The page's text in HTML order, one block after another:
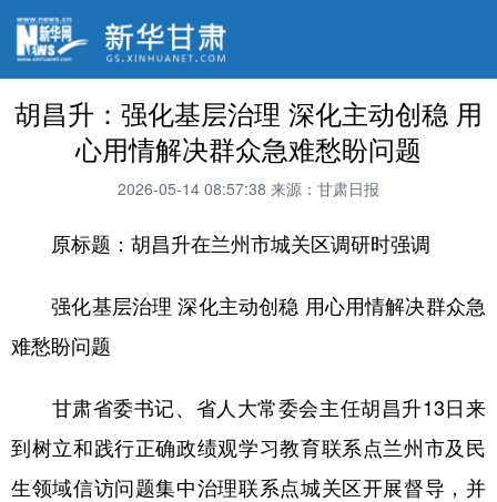
胡昌升：强化基层治理 深化主动创稳 用
心用情解决群众急难愁盼问题
2026-05-14 08:57:38 来源：甘肃日报
原标题：胡昌升在兰州市城关区调研时强调
强化基层治理 深化主动创稳 用心用情解决群众急
难愁盼问题
甘肃省委书记、省人大常委会主任胡昌升13日来
到树立和践行正确政绩观学习教育联系点兰州市及民
生领域信访问题集中治理联系点城关区开展督导，并